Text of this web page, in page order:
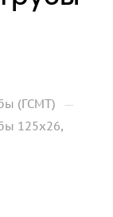
(ГСМТ) —
125х26,